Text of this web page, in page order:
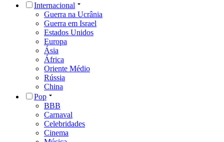
Internacional
Guerra na Ucrânia
Guerra em Israel
Estados Unidos
Europa
Ásia
África
Oriente Médio
Rússia
China
Pop
BBB
Carnaval
Celebridades
Cinema